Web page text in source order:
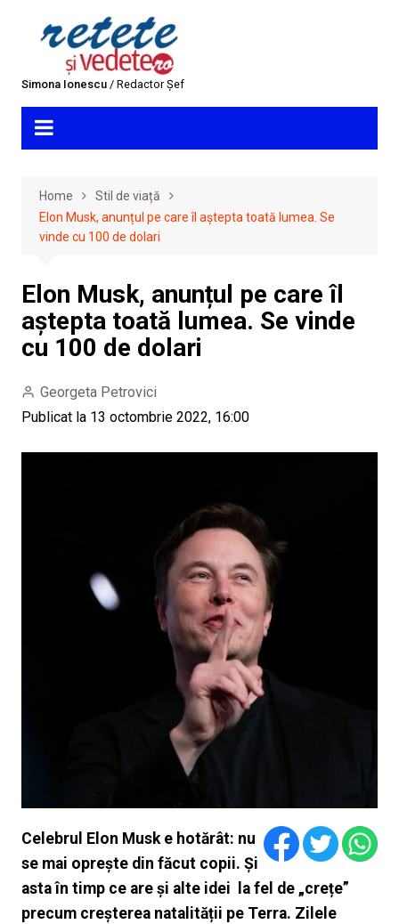
Simona Ionescu/ Redactor Șef
Home
Stil de viață
Elon Musk, anunțul pe care îl aștepta toată lumea. Se
vinde cu 100 de dolari
Elon Musk, anunțul pe care îl
aștepta toată lumea. Se vinde
cu 100 de dolari
Georgeta Petrovici
Publicat la 13 octombrie 2022, 16:00
Celebrul Elon Musk e hotărât: nu
se mai oprește din făcut copii. Și
asta în timp ce are și alte idei la fel de „crețe”
precum creșterea natalității pe Terra. Zilele